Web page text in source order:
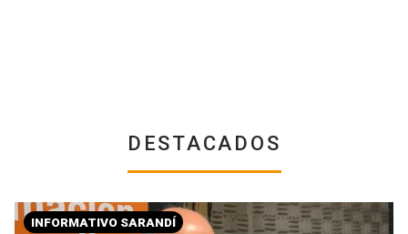
DESTACADOS
INFORMATIVO SARANDÍ